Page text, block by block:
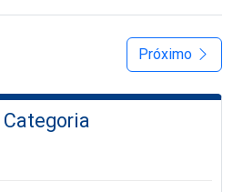
Próximo
Categoria